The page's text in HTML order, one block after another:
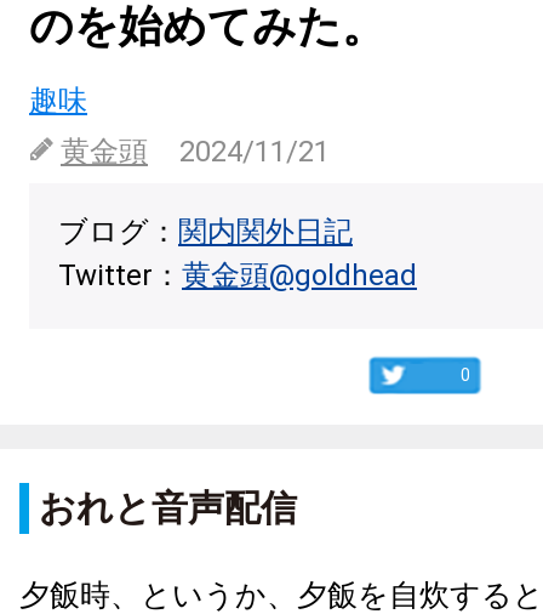
のを始めてみた。
趣味
黄金頭
2024/11/21
ブログ： 関内関外日記
Twitter： 黄金頭@goldhead
0
おれと音声配信
夕飯時、というか、夕飯を自炊する